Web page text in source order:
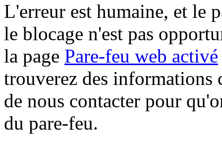
L'erreur est humaine, et le
le blocage n'est pas
la page Pare-feu web activé
trouverez des informations
de nous contacter pour
du pare-feu.